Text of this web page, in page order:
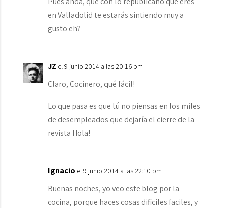
en Valladolid te estarás sintiendo muy a
gusto eh?
JZ el 9 junio 2014 a las 20:16 pm
Claro, Cocinero, qué fácil!
Lo que pasa es que tú no piensas en los miles
de desempleados que dejaría el cierre de la
revista Hola!
Ignacio el 9 junio 2014 a las 22:10 pm
Buenas noches, yo veo este blog por la
cocina, porque haces cosas dificiles faciles, y